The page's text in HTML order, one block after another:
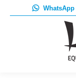
WhatsApp